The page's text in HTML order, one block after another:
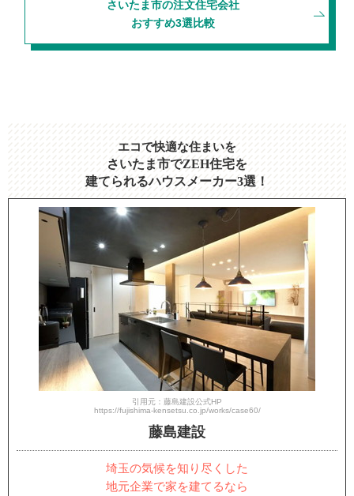
さいたま市の注文住宅会社
おすすめ3選比較
エコで快適な住まいを
さいたま市でZEH住宅を
建てられるハウスメーカー3選！
引用元：藤島建設公式HP
https://fujishima-kensetsu.co.jp/works/case60/
藤島建設
埼玉の気候を知り尽くした
地元企業で家を建てるなら